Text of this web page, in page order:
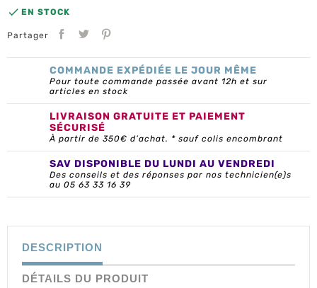
 EN STOCK
Partager
COMMANDE EXPÉDIÉE LE JOUR MÊME
Pour toute commande passée avant 12h et sur
articles en stock
LIVRAISON GRATUITE ET PAIEMENT
SÉCURISÉ
À partir de 350€ d’achat. * sauf colis encombrant
SAV DISPONIBLE DU LUNDI AU VENDREDI
Des conseils et des réponses par nos technicien(e)s
au 05 63 33 16 39
DESCRIPTION
DÉTAILS DU PRODUIT